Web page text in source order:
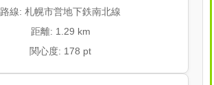
路線: 札幌市営地下鉄南北線
距離: 1.29 km
関心度: 178 pt